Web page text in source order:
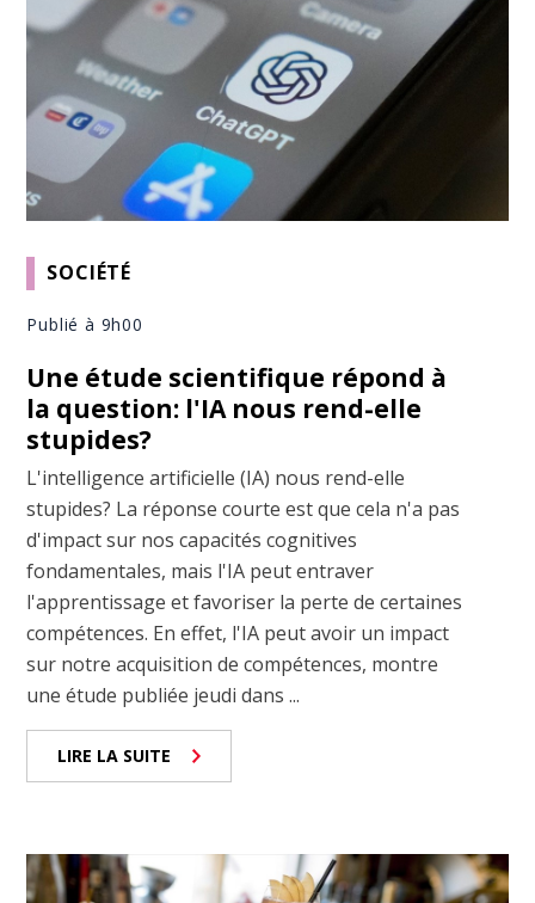
SOCIÉTÉ
Publié à 9h00
Une étude scientifique répond à
la question: l'IA nous rend-elle
stupides?
L'intelligence artificielle (IA) nous rend-elle
stupides? La réponse courte est que cela n'a pas
d'impact sur nos capacités cognitives
fondamentales, mais l'IA peut entraver
l'apprentissage et favoriser la perte de certaines
compétences. En effet, l'IA peut avoir un impact
sur notre acquisition de compétences, montre
une étude publiée jeudi dans ...
LIRE LA SUITE